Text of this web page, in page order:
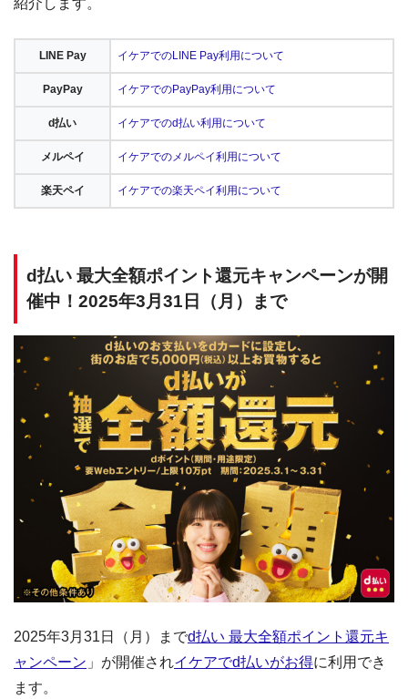
紹介します。
LINE Pay イケアでのLINE Pay利用について
PayPay イケアでのPayPay利用について
d払い イケアでのd払い利用について
メルペイ イケアでのメルペイ利用について
楽天ペイ イケアでの楽天ペイ利用について
d払い 最大全額ポイント還元キャンペーンが開
催中！2025年3月31日（月）まで
2025年3月31日（月）までd払い 最大全額ポイント還元キ
ャンペーン 」が開催されイケアでd払いがお得に利用でき
ます。